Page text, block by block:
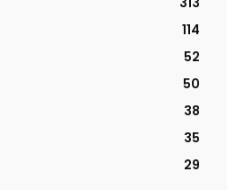
114
52
50
38
35
29